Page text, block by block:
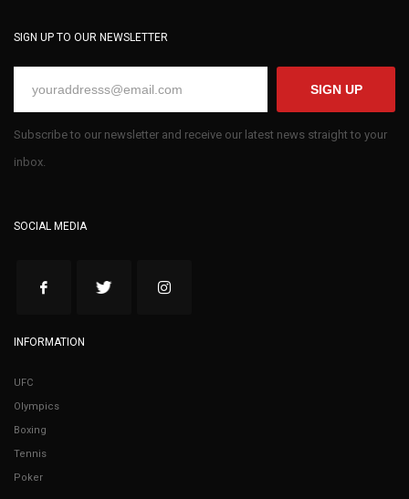
SIGN UP TO OUR NEWSLETTER
SIGN UP
Subscribe to our newsletter and receive our latest news straight to your
inbox.
SOCIAL MEDIA
INFORMATION
UFC
Olympics
Boxing
Tennis
Poker